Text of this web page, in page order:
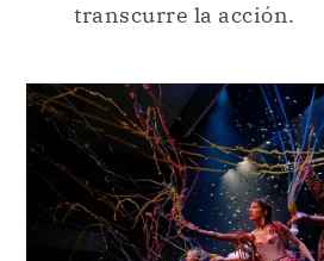
transcurre la acción.